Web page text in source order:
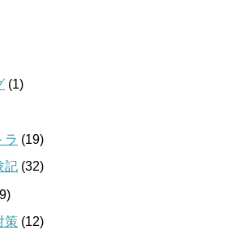
(1)
ラ (19)
記 (32)
策 (12)